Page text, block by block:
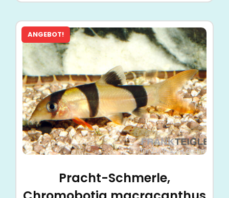
ANGEBOT!
Pracht-Schmerle,